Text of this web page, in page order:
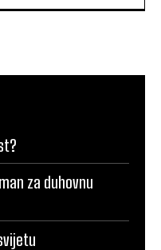
za duhovnu